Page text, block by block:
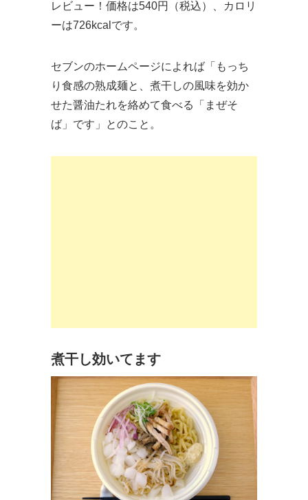
レビュー！価格は540円（税込）、カロリ
ーは726kcalです。
セブンのホームページによれば「もっち
り食感の熟成麺と、煮干しの風味を効か
せた醤油たれを絡めて食べる「まぜそ
ば」です」とのこと。
煮干し効いてます